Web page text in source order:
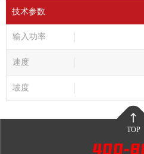
技术参数
输入功率
速度
坡度
TOP